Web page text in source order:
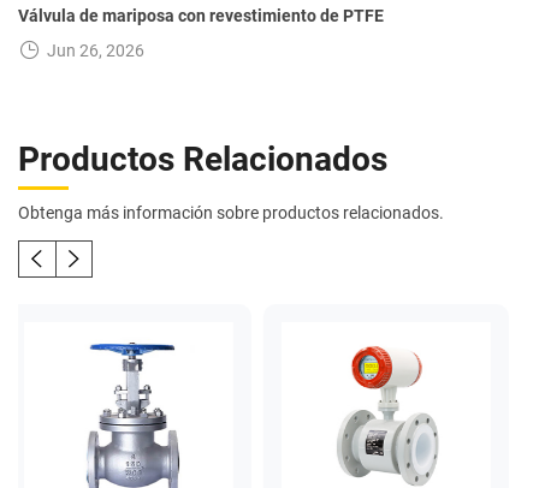
Válvula de mariposa con revestimiento de PTFE
Jun 26, 2026
Productos Relacionados
Obtenga más información sobre productos relacionados.